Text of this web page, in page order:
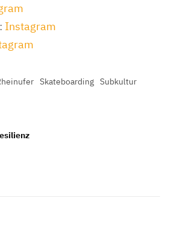
Instagram
Skateboarding Subkultur